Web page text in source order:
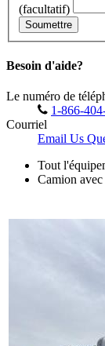
(facultatif)
Soumettre
Besoin d'aide?
Le numéro de
1-866-
Courriel
Email Us
Tout
Camion